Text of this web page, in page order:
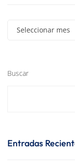
Seleccionar mes
Buscar
Entradas